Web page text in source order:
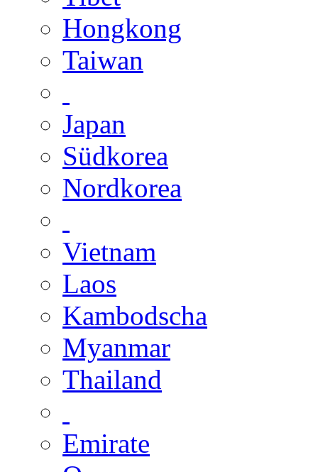
Hongkong
Taiwan
Japan
Südkorea
Nordkorea
Vietnam
Laos
Kambodscha
Myanmar
Thailand
Emirate